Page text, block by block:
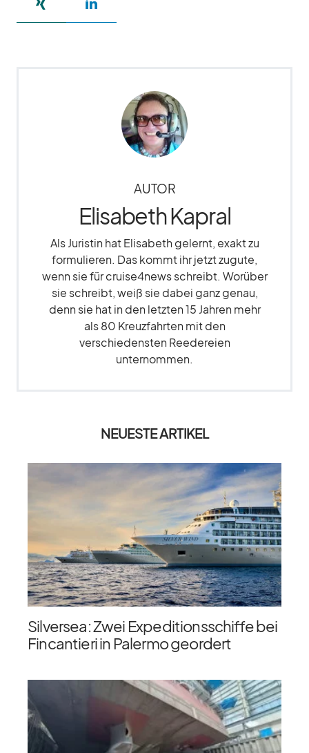
AUTOR
Elisabeth Kapral
Als Juristin hat Elisabeth gelernt, exakt zu
formulieren. Das kommt ihr jetzt zugute,
wenn sie für cruise4news schreibt. Worüber
sie schreibt, weiß sie dabei ganz genau,
denn sie hat in den letzten 15 Jahren mehr
als 80 Kreuzfahrten mit den
verschiedensten Reedereien
unternommen.
NEUESTE ARTIKEL
Silversea: Zwei Expeditionsschiffe bei
Fincantieri in Palermo geordert